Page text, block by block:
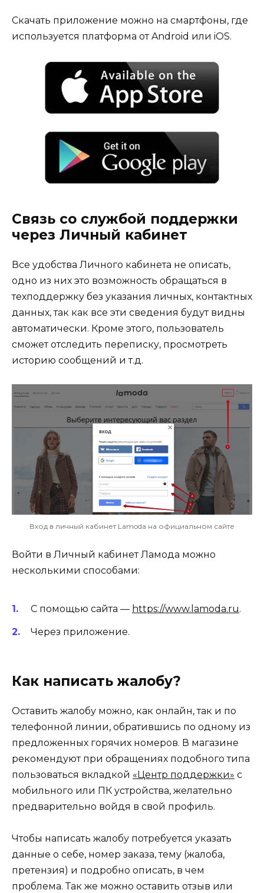
Скачать приложение можно на смартфоны, где
используется платформа от Android или iOS.
Связь со службой поддержки
через Личный кабинет
Все удобства Личного кабинета не описать,
одно из них это возможность обращаться в
техподдержку без указания личных, контактных
данных, так как все эти сведения будут видны
автоматически. Кроме этого, пользователь
сможет отследить переписку, просмотреть
историю сообщений и т.д.
Вход в личный кабинет Lamoda на официальном сайте
Войти в Личный кабинет Ламода можно
несколькими способами:
С помощью сайта — https://www.lamoda.ru.
Через приложение.
Как написать жалобу?
Оставить жалобу можно, как онлайн, так и по
телефонной линии, обратившись по одному из
предложенных горячих номеров. В магазине
рекомендуют при обращениях подобного типа
пользоваться вкладкой «Центр поддержки» с
мобильного или ПК устройства, желательно
предварительно войдя в свой профиль.
Чтобы написать жалобу потребуется указать
данные о себе, номер заказа, тему (жалоба,
претензия) и подробно описать, в чем
проблема. Так же можно оставить отзыв или